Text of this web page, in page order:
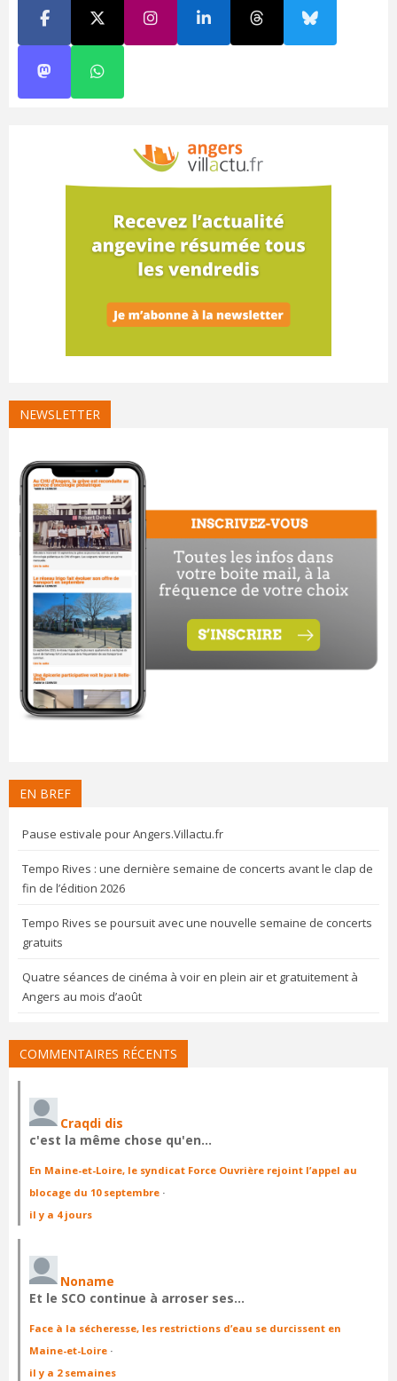
NEWSLETTER
EN BREF
Pause estivale pour Angers.Villactu.fr
Tempo Rives : une dernière semaine de concerts avant le clap de
fin de l’édition 2026
Tempo Rives se poursuit avec une nouvelle semaine de concerts
gratuits
Quatre séances de cinéma à voir en plein air et gratuitement à
Angers au mois d’août
COMMENTAIRES RÉCENTS
Craqdi dis
c'est la même chose qu'en…
En Maine-et-Loire, le syndicat Force Ouvrière rejoint l’appel au
blocage du 10 septembre ·
il y a 4 jours
Noname
Et le SCO continue à arroser ses…
Face à la sécheresse, les restrictions d’eau se durcissent en
Maine-et-Loire ·
il y a 2 semaines